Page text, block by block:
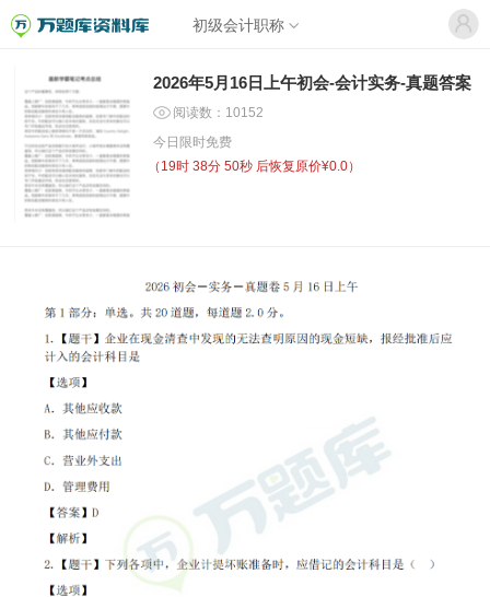
初级会计职称
2026年5月16日上午初会-会计实务-真题答案
阅读数：10152
今日限时免费
（ 19时 38分 50秒 后恢复原价¥0.0）